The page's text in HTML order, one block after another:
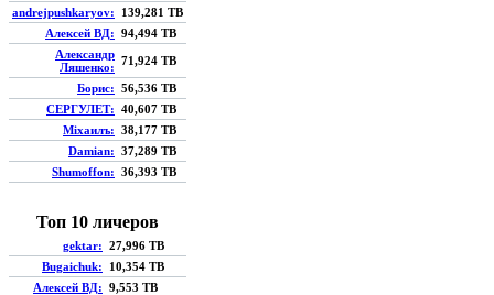
andrejpushkaryov:
139,281 TB
Алексей ВД: 94,494 TB
Александр
Ляшенко: 71,924 TB
Борис: 56,536 TB
СЕРГУЛЕТ: 40,607 TB
Мiхаилъ: 38,177 TB
Damian: 37,289 TB
Shumoffon: 36,393 TB
Топ 10 личеров
gektar: 27,996 TB
Bugaichuk:
10,354 TB
Алексей ВД: 9,553 TB